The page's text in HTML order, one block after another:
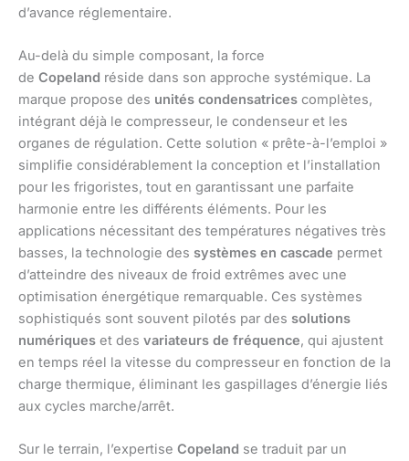
d’avance réglementaire.
Au-delà du simple composant, la force
de Copeland réside dans son approche systémique. La
marque propose des unités condensatrices complètes,
intégrant déjà le compresseur, le condenseur et les
organes de régulation. Cette solution « prête-à-l’emploi »
simplifie considérablement la conception et l’installation
pour les frigoristes, tout en garantissant une parfaite
harmonie entre les différents éléments. Pour les
applications nécessitant des températures négatives très
basses, la technologie des systèmes en cascade permet
d’atteindre des niveaux de froid extrêmes avec une
optimisation énergétique remarquable. Ces systèmes
sophistiqués sont souvent pilotés par des solutions
numériques et des variateurs de fréquence, qui ajustent
en temps réel la vitesse du compresseur en fonction de la
charge thermique, éliminant les gaspillages d’énergie liés
aux cycles marche/arrêt.
Sur le terrain, l’expertise Copeland se traduit par un